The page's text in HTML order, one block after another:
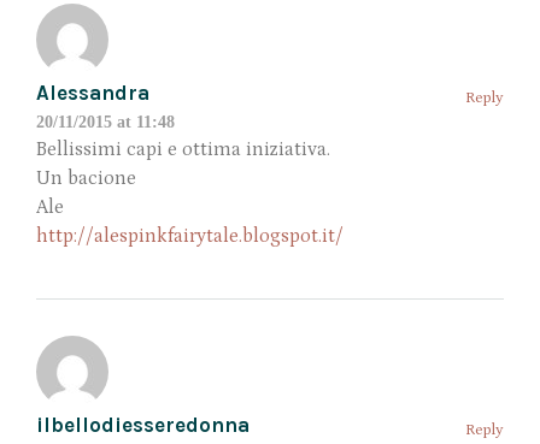
Alessandra
20/11/2015 at 11:48
Reply
Bellissimi capi e ottima iniziativa.
Un bacione
Ale
http://alespinkfairytale.blogspot.it/
ilbellodiesseredonna Reply